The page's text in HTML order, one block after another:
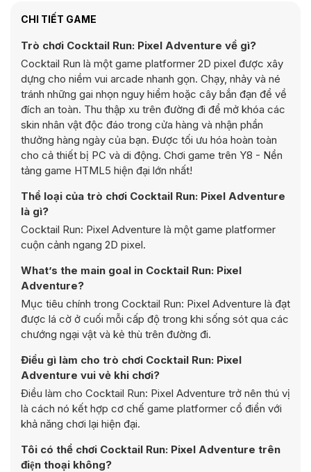
CHI TIẾT GAME
Trò chơi Cocktail Run: Pixel Adventure về gì?
Cocktail Run là một game platformer 2D pixel được xây
dựng cho niềm vui arcade nhanh gọn. Chạy, nhảy và né
tránh những gai nhọn nguy hiểm hoặc cây bắn đạn để về
đích an toàn. Thu thập xu trên đường đi để mở khóa các
skin nhân vật độc đáo trong cửa hàng và nhận phần
thưởng hàng ngày của bạn. Được tối ưu hóa hoàn toàn
cho cả thiết bị PC và di động. Chơi game trên Y8 - Nền
tảng game HTML5 hiện đại lớn nhất!
Thể loại của trò chơi Cocktail Run: Pixel Adventure
là gì?
Cocktail Run: Pixel Adventure là một game platformer
cuộn cảnh ngang 2D pixel.
What’s the main goal in Cocktail Run: Pixel
Adventure?
Mục tiêu chính trong Cocktail Run: Pixel Adventure là đạt
được lá cờ ở cuối mỗi cấp độ trong khi sống sót qua các
chướng ngại vật và kẻ thù trên đường đi.
Điều gì làm cho trò chơi Cocktail Run: Pixel
Adventure vui vẻ khi chơi?
Điều làm cho Cocktail Run: Pixel Adventure trở nên thú vị
là cách nó kết hợp cơ chế game platformer cổ điển với
khả năng chơi lại hiện đại.
Tôi có thể chơi Cocktail Run: Pixel Adventure trên
điện thoại không?